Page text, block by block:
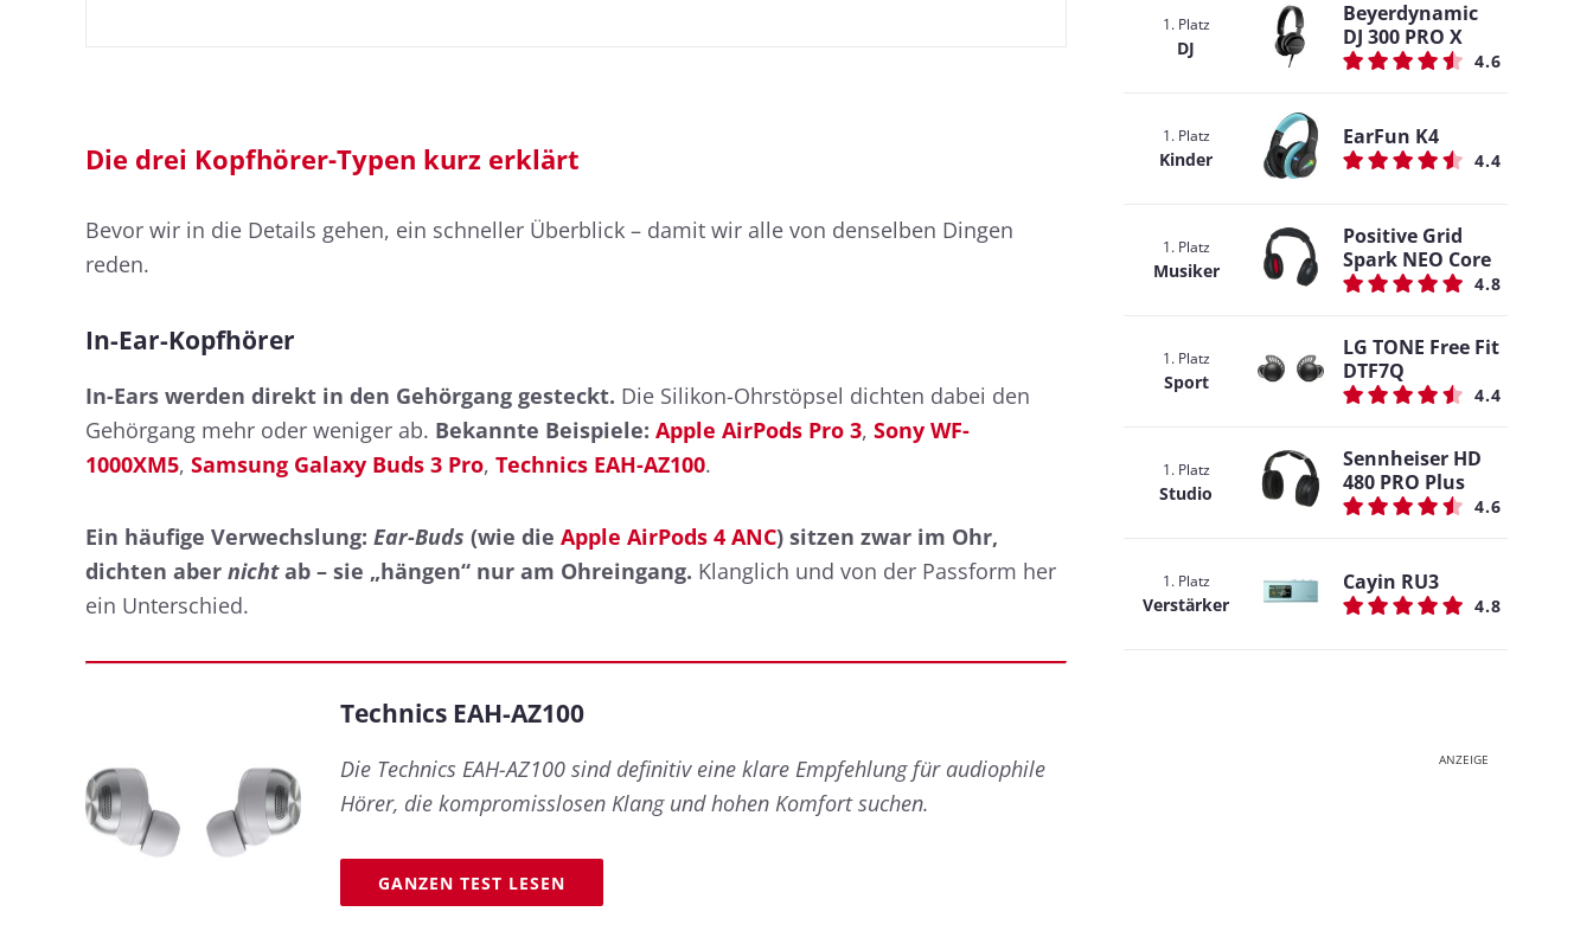
Die drei Kopfhörer-Typen kurz erklärt
Bevor wir in die Details gehen, ein schneller Überblick – damit wir alle von denselben Dingen
reden.
In-Ear-Kopfhörer
In-Ears werden direkt in den Gehörgang gesteckt. Die Silikon-Ohrstöpsel dichten dabei den
Gehörgang mehr oder weniger ab. Bekannte Beispiele: Apple AirPods Pro 3, Sony WF-
1000XM5, Samsung Galaxy Buds 3 Pro, Technics EAH-AZ100.
Ein häufige Verwechslung: Ear-Buds (wie die Apple AirPods 4 ANC) sitzen zwar im Ohr,
dichten aber nichtab – sie „hängen“ nur am Ohreingang. Klanglich und von der Passform her
ein Unterschied.
Technics EAH-AZ100
Die Technics EAH-AZ100 sind definitiv eine klare Empfehlung für audiophile
Hörer, die kompromisslosen Klang und hohen Komfort suchen.
GANZEN TEST LESEN
1. Platz
DJ
Beyerdynamic
DJ 300 PRO X
4.6
1. Platz
Kinder
EarFun K4
4.4
1. Platz
Musiker
Positive Grid
Spark NEO Core
4.8
1. Platz
Sport
LG TONE Free Fit
DTF7Q
4.4
1. Platz
Studio
Sennheiser HD
480 PRO Plus
4.6
1. Platz
Verstärker
Cayin RU3
4.8
ANZEIGE